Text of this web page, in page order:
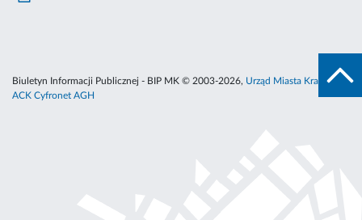
Biuletyn Informacji Publicznej - BIP MK © 2003-2026, Urząd Miasta Krakowa
ACK Cyfronet AGH